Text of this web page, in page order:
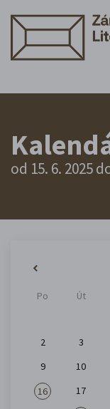
od 15. 6. 2025
Po Út
2
3
9
10
16
17